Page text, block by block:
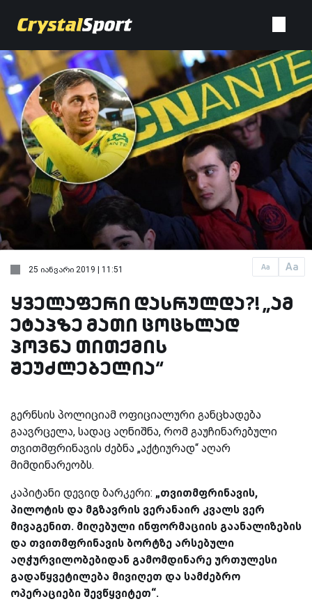
Aa Aa
25 იანვარი 2019 | 11:51
ყველაფერი დასრულდა?! „ამ
ეტაპზე მათი ცოცხლად
პოვნა თითქმის
შეუძლებელია“
გერნსის პოლიციამ ოფიციალური განცხადება
გაავრცელა, სადაც აღნიშნა, რომ გაუჩინარებული
თვითმფრინავის ძებნა „აქტიურად“ აღარ
მიმდინარეობს.
კაპიტანი დევიდ ბარკერი: „თვითმფრინავის,
პილოტის და მგზავრის ვერანაირ კვალს ვერ
მივაგენით. მიღებული ინფორმაციის გაანალიზების
და თვითმფრინავის ბორტზე არსებული
აღჭურვილობებიდან გამომდინარე ურთულესი
გადაწყვეტილება მივიღეთ და სამძებრო
ოპერაციები შევწყვიტეთ“.